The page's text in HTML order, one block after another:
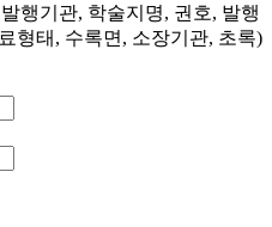
행기관, 학술지명, 권호, 발행
형태, 수록면, 소장기관, 초록)